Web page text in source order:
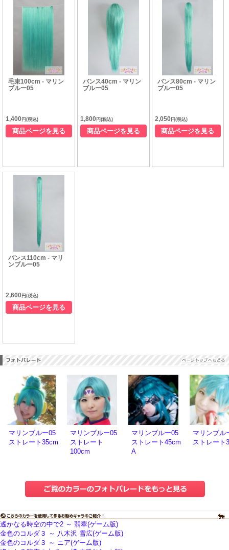
毛束100cm - マリン
ブルー05
1,400 円(税込)
商品ページを見る
バンス40cm - マリン
ブルー05
1,800円(税込)
商品ページを見る
バンス80cm - マリン
ブルー05
2,050円(税込)
商品ページを見る
バンス110cm - マリ
ンブルー05
2,600 円(税込)
商品ページを見る
マリンブルー05
ストレート35cm
マリンブルー05
ストレート
100cm
マリンブルー05
ストレート45cm
A
マリンブル
ストレート
遙かなる時空の中で2 ～ 翡翠(ゲーム版)
金色のコルダ３ ～ 八木沢 雪広(ゲーム版)
金色のコルダ３ ～ ニア(ゲーム版)